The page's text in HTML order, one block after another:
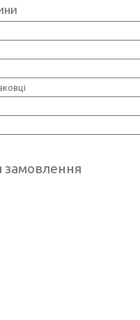
замовлення